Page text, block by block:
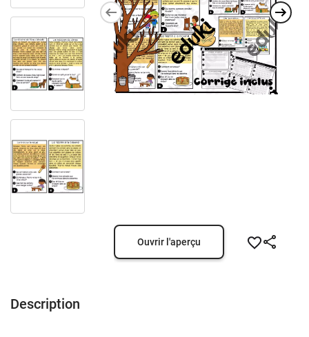
Ouvrir l'aperçu
Description